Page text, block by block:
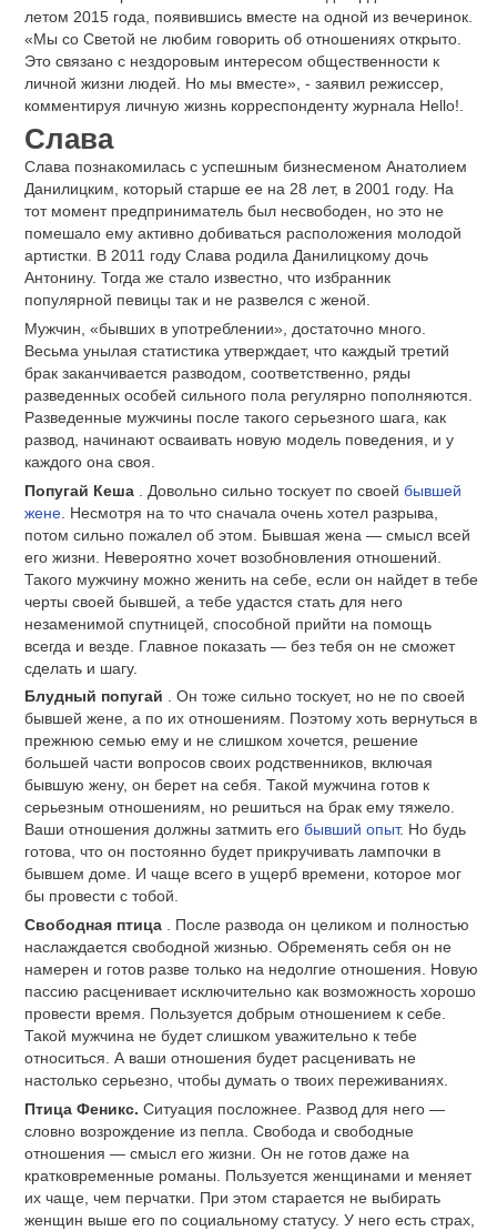
летом 2015 года, появившись вместе на одной из вечеринок.
«Мы со Светой не любим говорить об отношениях открыто.
Это связано с нездоровым интересом общественности к
личной жизни людей. Но мы вместе», - заявил режиссер,
комментируя личную жизнь корреспонденту журнала Hello!.
Слава
Слава познакомилась с успешным бизнесменом Анатолием
Данилицким, который старше ее на 28 лет, в 2001 году. На
тот момент предприниматель был несвободен, но это не
помешало ему активно добиваться расположения молодой
артистки. В 2011 году Слава родила Данилицкому дочь
Антонину. Тогда же стало известно, что избранник
популярной певицы так и не развелся с женой.
Мужчин, «бывших в употреблении», достаточно много.
Весьма унылая статистика утверждает, что каждый третий
брак заканчивается разводом, соответственно, ряды
разведенных особей сильного пола регулярно пополняются.
Разведенные мужчины после такого серьезного шага, как
развод, начинают осваивать новую модель поведения, и у
каждого она своя.
Попугай Кеша
. Довольно сильно тоскует по своей бывшей
жене . Несмотря на то что сначала очень хотел разрыва,
потом сильно пожалел об этом. Бывшая жена — смысл всей
его жизни. Невероятно хочет возобновления отношений.
Такого мужчину можно женить на себе, если он найдет в тебе
черты своей бывшей, а тебе удастся стать для него
незаменимой спутницей, способной прийти на помощь
всегда и везде. Главное показать — без тебя он не сможет
сделать и шагу.
Блудный попугай . Он тоже сильно тоскует, но не по своей
бывшей жене, а по их отношениям. Поэтому хоть вернуться в
прежнюю семью ему и не слишком хочется, решение
большей части вопросов своих родственников, включая
бывшую жену, он берет на себя. Такой мужчина готов к
серьезным отношениям, но решиться на брак ему тяжело.
Ваши отношения должны затмить его бывший опыт. Но будь
готова, что он постоянно будет прикручивать лампочки в
бывшем доме. И чаще всего в ущерб времени, которое мог
бы провести с тобой.
Свободная птица
. После развода он целиком и полностью
наслаждается свободной жизнью. Обременять себя он не
намерен и готов разве только на недолгие отношения. Новую
пассию расценивает исключительно как возможность хорошо
провести время. Пользуется добрым отношением к себе.
Такой мужчина не будет слишком уважительно к тебе
относиться. А ваши отношения будет расценивать не
настолько серьезно, чтобы думать о твоих переживаниях.
Птица Феникс. Ситуация посложнее. Развод для него —
словно возрождение из пепла. Свобода и свободные
отношения — смысл его жизни. Он не готов даже на
кратковременные романы. Пользуется женщинами и меняет
их чаще, чем перчатки. При этом старается не выбирать
женщин выше его по социальному статусу. У него есть страх,